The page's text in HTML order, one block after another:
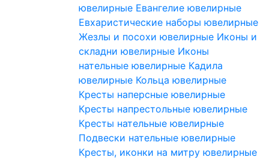
ювелирные Евангелие ювелирные
Евхаристические наборы ювелирные
Жезлы и посохи ювелирные Иконы и
складни ювелирные Иконы
нательные ювелирные Кадила
ювелирные Кольца ювелирные
Кресты наперсные ювелирные
Кресты напрестольные ювелирные
Кресты нательные ювелирные
Подвески нательные ювелирные
Кресты, иконки на митру ювелирные